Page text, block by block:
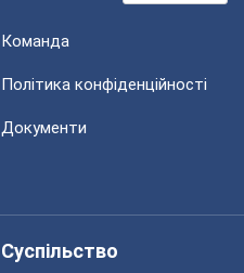
Команда
Політика конфіденційності
Документи
Суспільство